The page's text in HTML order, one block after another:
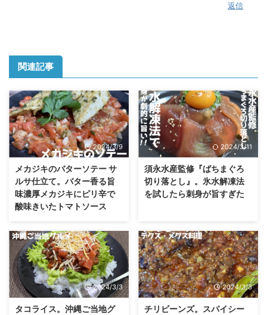
返信
関連記事
2024/3/9
メカジキのバターソテー サ
ルサ仕立て。バター香る旨
味濃厚メカジキにピリ辛で
酸味きいたトマトソース
2024/3/11
須永水産監修『ばちまぐろ
切り落とし』。氷水解凍法
を試したら刺身が旨すぎた
2024/3/3
タコライス。沖縄ご当地グ
2024/3/3
チリビーンズ。スパイシー